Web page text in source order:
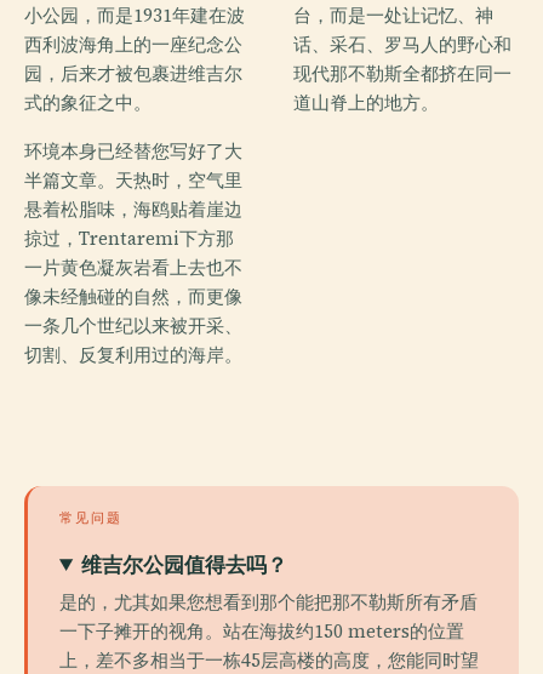
小公园，而是1931年建在波
西利波海角上的一座纪念公
园，后来才被包裹进维吉尔
式的象征之中。
环境本身已经替您写好了大
半篇文章。天热时，空气里
悬着松脂味，海鸥贴着崖边
掠过，Trentaremi下方那
一片黄色凝灰岩看上去也不
像未经触碰的自然，而更像
一条几个世纪以来被开采、
切割、反复利用过的海岸。
台，而是一处让记忆、神
话、采石、罗马人的野心和
现代那不勒斯全都挤在同一
道山脊上的地方。
常见问题
维吉尔公园值得去吗？
是的，尤其如果您想看到那个能把那不勒斯所有矛盾
一下子摊开的视角。站在海拔约150 meters的位置
上，差不多相当于一栋45层高楼的高度，您能同时望